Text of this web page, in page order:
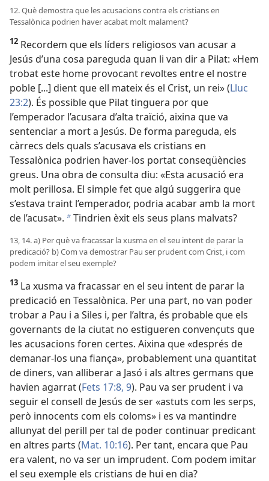
12. Què demostra que les acusacions contra els cristians en
Tessalònica podrien haver acabat molt malament?
12 Recordem que els líders religiosos van acusar a
Jesús d’una cosa pareguda quan li van dir a Pilat: «Hem
trobat este home provocant revoltes entre el nostre
poble [...] dient que ell mateix és el Crist, un rei» (Lluc
23:2). És possible que Pilat tinguera por que
l’emperador l’acusara d’alta traïció, aixina que va
sentenciar a mort a Jesús. De forma pareguda, els
càrrecs dels quals s’acusava els cristians en
Tessalònica podrien haver-los portat conseqüències
greus. Una obra de consulta diu: «Esta acusació era
molt perillosa. El simple fet que algú suggerira que
s’estava traint l’emperador, podria acabar amb la mort
de l’acusat». bTindrien èxit els seus plans malvats?
13, 14. a) Per què va fracassar la xusma en el seu intent de parar la
predicació? b) Com va demostrar Pau ser prudent com Crist, i com
podem imitar el seu exemple?
13 La xusma va fracassar en el seu intent de parar la
predicació en Tessalònica. Per una part, no van poder
trobar a Pau i a Siles i, per l’altra, és probable que els
governants de la ciutat no estigueren convençuts que
les acusacions foren certes. Aixina que «després de
demanar-los una fiança», probablement una quantitat
de diners, van alliberar a Jasó i als altres germans que
havien agarrat (Fets 17:8, 9). Pau va ser prudent i va
seguir el consell de Jesús de ser «astuts com les serps,
però innocents com els coloms» i es va mantindre
allunyat del perill per tal de poder continuar predicant
en altres parts (Mat. 10:16). Per tant, encara que Pau
era valent, no va ser un imprudent. Com podem imitar
el seu exemple els cristians de hui en dia?